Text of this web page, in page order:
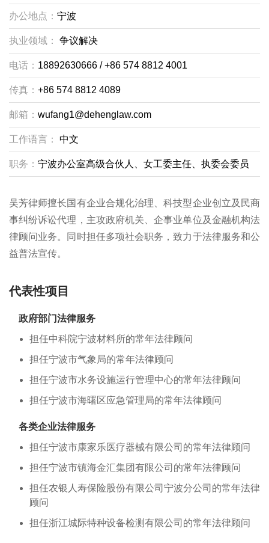
办公地点： 宁波
执业领域： 争议解决
电话： 18892630666 / +86 574 8812 4001
传真： +86 574 8812 4089
邮箱： wufang1@dehenglaw.com
工作语言： 中文
职务： 宁波办公室高级合伙人、女工委主任、执委会委员
吴芳律师擅长国有企业合规化治理、科技型企业创立及民商
事纠纷诉讼代理，主攻政府机关、企事业单位及金融机构法
律顾问业务。同时担任多项社会职务，致力于法律服务和公
益普法宣传。
代表性项目
政府部门法律服务
担任中科院宁波材料所的常年法律顾问
担任宁波市气象局的常年法律顾问
担任宁波市水务设施运行管理中心的常年法律顾问
担任宁波市海曙区应急管理局的常年法律顾问
各类企业法律服务
担任宁波市康家乐医疗器械有限公司的常年法律顾问
担任宁波市镇海金汇集团有限公司的常年法律顾问
担任农银人寿保险股份有限公司宁波分公司的常年法律
顾问
担任浙江城际特种设备检测有限公司的常年法律顾问